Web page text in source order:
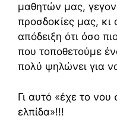
μαθητών μας,
προσδοκίες μας, κι
απόδειξη ότι όσο
που τοποθετούμε
πολύ ψηλώνει για
Γι αυτό «έχε το
ελπίδα»!!!